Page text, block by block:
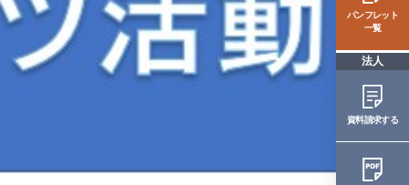
パンフレット
一覧
法人
資料請求する